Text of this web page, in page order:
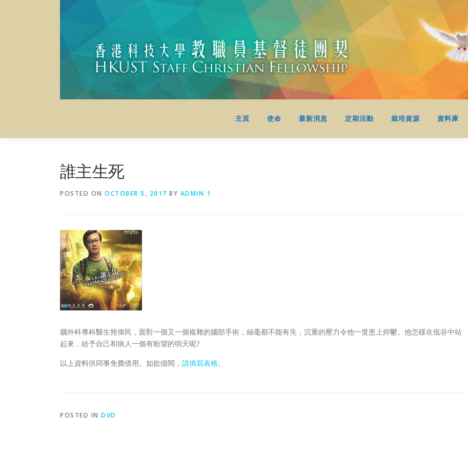
主頁 使命 最新消息 定期活動 栽培資源 資料庫
誰主生死
POSTED ON OCTOBER 5, 2017 BY ADMIN 1
腦外科專科醫生熊偉民，面對一個又一個複雜的腦部手術，絲毫都不能有失，沉重的壓力令他一度患上抑鬱。他怎樣在低谷中站
起來，給予自己和病人一個有盼望的明天呢?
以上資料供同事免費借用。如欲借閱， 請填寫表格。
POSTED IN DVD